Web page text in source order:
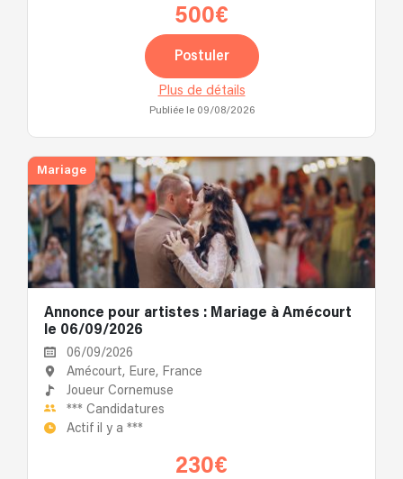
500€
Postuler
Plus de détails
Publiée le 09/08/2026
Mariage
Annonce pour artistes : Mariage à Amécourt
le 06/09/2026
06/09/2026
Amécourt, Eure, France
Joueur Cornemuse
*** Candidatures
Actif il y a ***
230€